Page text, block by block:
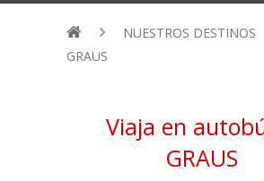
NUESTROS DESTINOS
GRAUS
Viaja en
GRAUS